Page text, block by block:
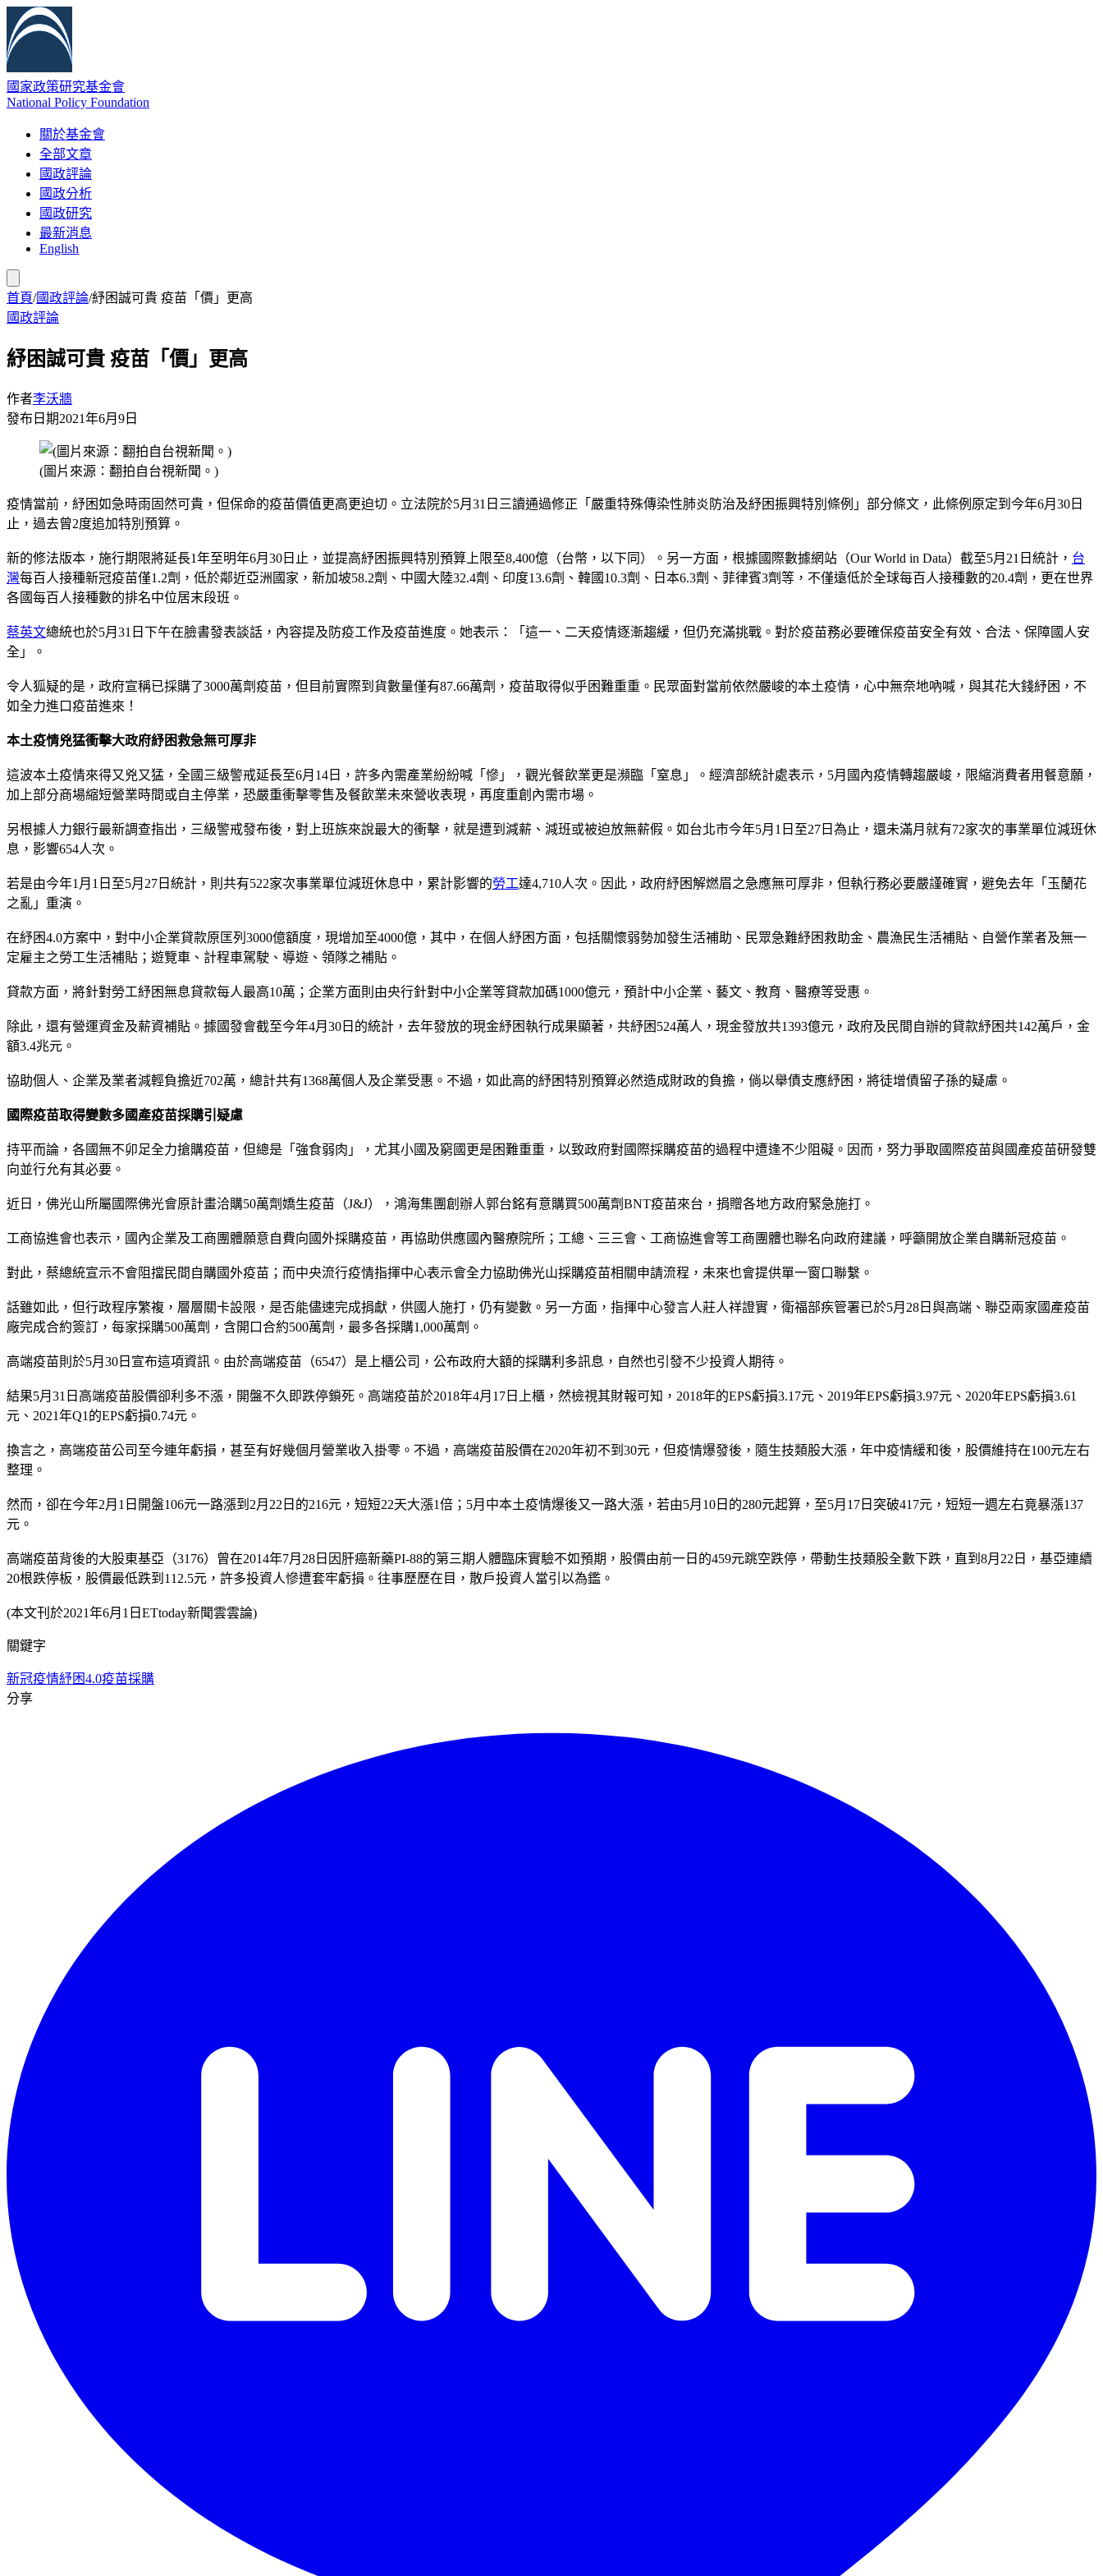
國家政策研究基金會
National Policy Foundation
關於基金會
全部文章
國政評論
國政分析
國政研究
最新消息
English
首頁/國政評論/紓困誠可貴 疫苗「價」更高
國政評論
紓困誠可貴 疫苗「價」更高
作者李沃牆
發布日期2021年6月9日
(圖片來源：翻拍自台視新聞。)
疫情當前，紓困如急時雨固然可貴，但保命的疫苗價值更高更迫切。立法院於5月31日三讀通過修正「嚴重特殊傳染性肺炎防治及紓困振興特別條例」部分條文，此條例原定到今年6月30日
止，過去曾2度追加特別預算。
新的修法版本，施行期限將延長1年至明年6月30日止，並提高紓困振興特別預算上限至8,400億（台幣，以下同）。另一方面，根據國際數據網站（Our World in Data）截至5月21日統計， 台
灣每百人接種新冠疫苗僅1.2劑，低於鄰近亞洲國家，新加坡58.2劑、中國大陸32.4劑、印度13.6劑、韓國10.3劑、日本6.3劑、菲律賓3劑等，不僅遠低於全球每百人接種數的20.4劑，更在世界
各國每百人接種數的排名中位居末段班。
蔡英文總統也於5月31日下午在臉書發表談話，內容提及防疫工作及疫苗進度。她表示：「這一、二天疫情逐漸趨緩，但仍充滿挑戰。對於疫苗務必要確保疫苗安全有效、合法、保障國人安
全」。
令人狐疑的是，政府宣稱已採購了3000萬劑疫苗，但目前實際到貨數量僅有87.66萬劑，疫苗取得似乎困難重重。民眾面對當前依然嚴峻的本土疫情，心中無奈地吶喊，與其花大錢紓困，不
如全力進口疫苗進來！
本土疫情兇猛衝擊大政府紓困救急無可厚非
這波本土疫情來得又兇又猛，全國三級警戒延長至6月14日，許多內需產業紛紛喊「慘」，觀光餐飲業更是瀕臨「窒息」。經濟部統計處表示，5月國內疫情轉趨嚴峻，限縮消費者用餐意願，
加上部分商場縮短營業時間或自主停業，恐嚴重衝擊零售及餐飲業未來營收表現，再度重創內需市場。
另根據人力銀行最新調查指出，三級警戒發布後，對上班族來說最大的衝擊，就是遭到減薪、減班或被迫放無薪假。如台北市今年5月1日至27日為止，還未滿月就有72家次的事業單位減班休
息，影響654人次。
若是由今年1月1日至5月27日統計，則共有522家次事業單位減班休息中，累計影響的勞工達4,710人次。因此，政府紓困解燃眉之急應無可厚非，但執行務必要嚴謹確實，避免去年「玉蘭花
之亂」重演。
在紓困4.0方案中，對中小企業貸款原匡列3000億額度，現增加至4000億，其中，在個人紓困方面，包括關懷弱勢加發生活補助、民眾急難紓困救助金、農漁民生活補貼、自營作業者及無一
定雇主之勞工生活補貼；遊覽車、計程車駕駛、導遊、領隊之補貼。
貸款方面，將針對勞工紓困無息貸款每人最高10萬；企業方面則由央行針對中小企業等貸款加碼1000億元，預計中小企業、藝文、教育、醫療等受惠。
除此，還有營運資金及薪資補貼。據國發會截至今年4月30日的統計，去年發放的現金紓困執行成果顯著，共紓困524萬人，現金發放共1393億元，政府及民間自辦的貸款紓困共142萬戶，金
額3.4兆元。
協助個人、企業及業者減輕負擔近702萬，總計共有1368萬個人及企業受惠。不過，如此高的紓困特別預算必然造成財政的負擔，倘以舉債支應紓困，將徒增債留子孫的疑慮。
國際疫苗取得變數多國產疫苗採購引疑慮
持平而論，各國無不卯足全力搶購疫苗，但總是「強食弱肉」，尤其小國及窮國更是困難重重，以致政府對國際採購疫苗的過程中遭逢不少阻礙。因而，努力爭取國際疫苗與國產疫苗研發雙
向並行允有其必要。
近日，佛光山所屬國際佛光會原計畫洽購50萬劑嬌生疫苗（J&J），鴻海集團創辦人郭台銘有意購買500萬劑BNT疫苗來台，捐贈各地方政府緊急施打。
工商協進會也表示，國內企業及工商團體願意自費向國外採購疫苗，再協助供應國內醫療院所；工總、三三會、工商協進會等工商團體也聯名向政府建議，呼籲開放企業自購新冠疫苗。
對此，蔡總統宣示不會阻擋民間自購國外疫苗；而中央流行疫情指揮中心表示會全力協助佛光山採購疫苗相關申請流程，未來也會提供單一窗口聯繫。
話雖如此，但行政程序繁複，層層關卡設限，是否能儘速完成捐獻，供國人施打，仍有變數。另一方面，指揮中心發言人莊人祥證實，衛福部疾管署已於5月28日與高端、聯亞兩家國產疫苗
廠完成合約簽訂，每家採購500萬劑，含開口合約500萬劑，最多各採購1,000萬劑。
高端疫苗則於5月30日宣布這項資訊。由於高端疫苗（6547）是上櫃公司，公布政府大額的採購利多訊息，自然也引發不少投資人期待。
結果5月31日高端疫苗股價卻利多不漲，開盤不久即跌停鎖死。高端疫苗於2018年4月17日上櫃，然檢視其財報可知，2018年的EPS虧損3.17元、2019年EPS虧損3.97元、2020年EPS虧損3.61
元、2021年Q1的EPS虧損0.74元。
換言之，高端疫苗公司至今連年虧損，甚至有好幾個月營業收入掛零。不過，高端疫苗股價在2020年初不到30元，但疫情爆發後，隨生技類股大漲，年中疫情緩和後，股價維持在100元左右
整理。
然而，卻在今年2月1日開盤106元一路漲到2月22日的216元，短短22天大漲1倍；5月中本土疫情爆後又一路大漲，若由5月10日的280元起算，至5月17日突破417元，短短一週左右竟暴漲137
元。
高端疫苗背後的大股東基亞（3176）曾在2014年7月28日因肝癌新藥PI-88的第三期人體臨床實驗不如預期，股價由前一日的459元跳空跌停，帶動生技類股全數下跌，直到8月22日，基亞連續
20根跌停板，股價最低跌到112.5元，許多投資人慘遭套牢虧損。往事歷歷在目，散戶投資人當引以為鑑。
(本文刊於2021年6月1日ETtoday新聞雲雲論)
關鍵字
新冠疫情紓困4.0疫苗採購
分享